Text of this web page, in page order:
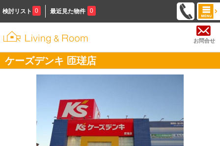
検討リスト 0 最近見た物件 0
お問合せ
ケーズデンキ 匝瑳店